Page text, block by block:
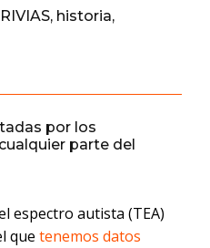
historia,
por los
parte del
espectro autista (TEA)
que tenemos datos